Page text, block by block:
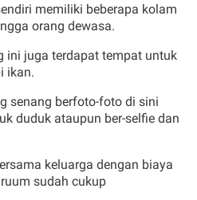
memiliki beberapa kolam
orang dewasa.
ini juga terdapat tempat untuk
ikan.
senang berfoto-foto di sini
duduk ataupun ber-selfie dan
keluarga dengan biaya
sudah cukup